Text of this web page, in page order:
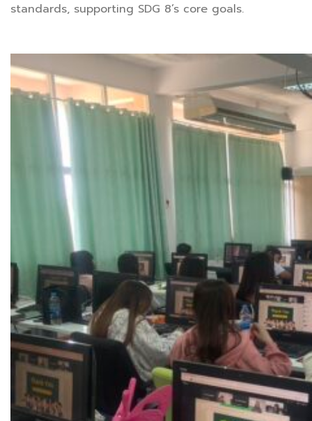
standards, supporting SDG 8’s core goals.